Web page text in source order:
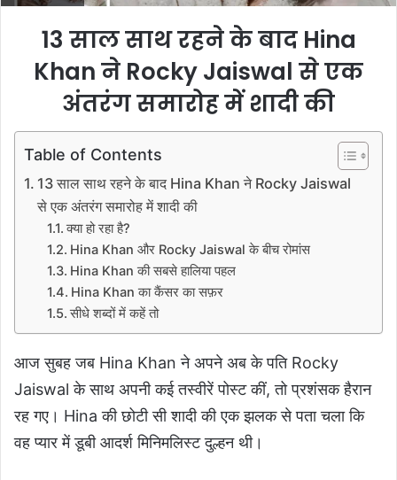
13 साल साथ रहने के बाद Hina
Khan ने Rocky Jaiswal से एक
अंतरंग समारोह में शादी की
Table of Contents
13 साल साथ रहने के बाद Hina Khan ने Rocky Jaiswal
से एक अंतरंग समारोह में शादी की
क्या हो रहा है?
Hina Khan और Rocky Jaiswal के बीच रोमांस
Hina Khan की सबसे हालिया पहल
Hina Khan का कैंसर का सफ़र
सीधे शब्दों में कहें तो
आज सुबह जब Hina Khan ने अपने अब के पति Rocky
Jaiswal के साथ अपनी कई तस्वीरें पोस्ट कीं, तो प्रशंसक हैरान
रह गए। Hina की छोटी सी शादी की एक झलक से पता चला कि
वह प्यार में डूबी आदर्श मिनिमलिस्ट दुल्हन थी।